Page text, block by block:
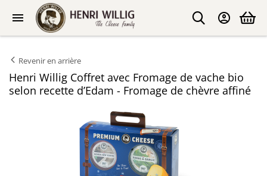
Revenir en arrière
Henri Willig Coffret avec Fromage de vache bio
selon recette d’Edam - Fromage de chèvre affiné